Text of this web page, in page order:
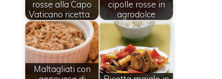
rosse alla Capo
Vaticano ricetta…
cipolle rosse in
agrodolce
Maltagliati con